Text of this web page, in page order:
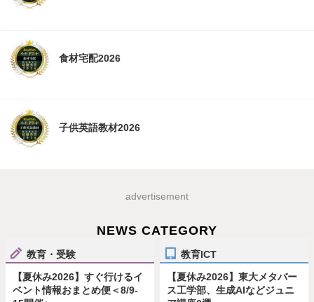
食材宅配2026
子供英語教材2026
advertisement
NEWS CATEGORY
教育・受験
【夏休み2026】すぐ行けるイ
ベント情報おまとめ便＜8/9-
教育ICT
【夏休み2026】東大メタバー
ス工学部、生成AIなどジュニ